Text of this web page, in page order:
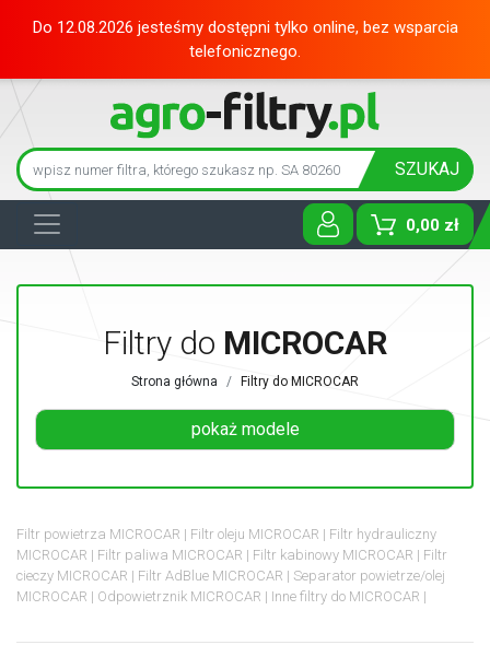
Do 12.08.2026 jesteśmy dostępni tylko online, bez wsparcia
telefonicznego.
SZUKAJ
0,00 zł
Toggle
Filtry do MICROCAR
Strona główna Filtry do MICROCAR
pokaż modele
Filtr powietrza MICROCAR Filtr oleju MICROCAR
Filtr hydrauliczny
MICROCAR
Filtr paliwa MICROCAR Filtr kabinowy MICROCAR
Filtr
cieczy MICROCAR
Filtr AdBlue MICROCAR
Separator powietrze/olej
MICROCAR
Odpowietrznik MICROCAR Inne filtry do MICROCAR